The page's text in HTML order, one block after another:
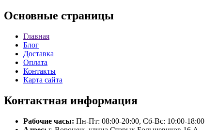
Основные страницы
Главная
Блог
Доставка
Оплата
Контакты
Карта сайта
Контактная информация
Рабочие часы: Пн-Пт: 08:00-20:00, Сб-Вс: 10:00-18:00